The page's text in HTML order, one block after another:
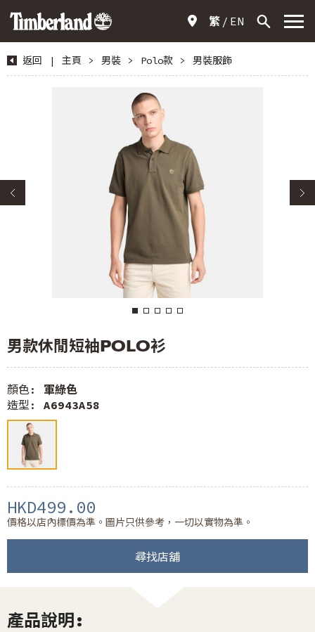
繁 EN
返回 | 主頁 > 男裝 > Polo款 > 男裝服飾
男款休閒短袖POLO衫
顏色: 軍綠色
造型: A6943A58
HKD499.00
價格以店內標價為準。圖片只供參考，一切以實物為準。
尋找店舖
產品說明: